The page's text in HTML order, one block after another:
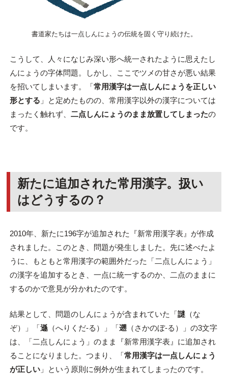
書道家たちは一点しんにょうの伝統を固く守り続けた。
こうして、人々になじみ深い形へ統一されたように思えたし
んにょうの字体問題。しかし、ここでツメの甘さが悪い結果
を招いてしまいます。「常用漢字は一点しんにょうを正しい
形とする 」と定めたものの、常用漢字以外の漢字については
まったく触れず、 二点しんにょうのまま放置してしまったの
です。
新たに追加された常用漢字。扱い
はどうするの？
2010年、新たに196字が追加された『新常用漢字表』が作成
されました。このとき、問題が発生しました。先に述べたよ
うに、もともと常用漢字の範囲外だった「二点しんにょう」
の漢字を追加するとき、一点に統一するのか、二点のままに
するのかで意見が分かれたのです。
結果として、問題のしんにょうが含まれていた「謎（な
ぞ）」「遜（へりくだ-る）」「遡 （さかのぼ-る）」の3文字
は、「二点しんにょう」のまま『新常用漢字表』に追加され
ることになりました。つまり、「常用漢字は一点しんにょう
が正しい」という原則に例外が生まれてしまったのです。